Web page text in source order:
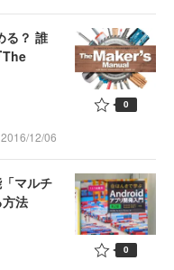
る？ 誰
The
2016/12/06
0
マルチ
法
0